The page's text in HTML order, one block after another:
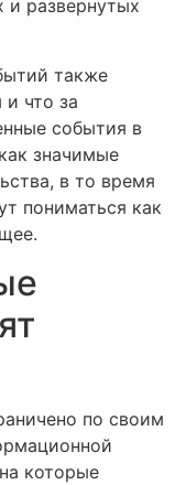
и развернутых
также
что за
события в
значимые
в то время
пониматься как
по своим
которые